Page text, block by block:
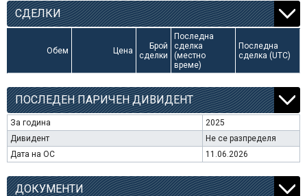
СДЕЛКИ
Обем Цена
Брой
сделки
Последна
сделка
(местно
време)
Последна
сделка (UTC)
ПОСЛЕДЕН ПАРИЧЕН ДИВИДЕНТ
За година
2025
Дивидент
Не се разпределя
Дата на ОС
11.06.2026
ДОКУМЕНТИ